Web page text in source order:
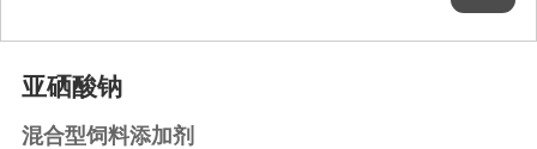
亚硒酸钠
混合型饲料添加剂